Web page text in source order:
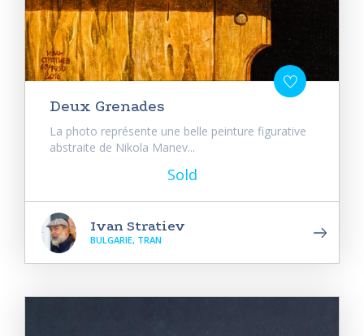
Deux Grenades
La photo représente une belle peinture figurative
abstraite de Nikola Manev...
Sold
Ivan Stratiev
BULGARIE, TRAN